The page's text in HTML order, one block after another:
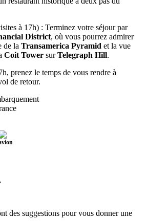
à 17h) : Terminez votre séjour par
District, où vous pourrez admirer
de la Transamerica Pyramid et la vue
Coit Tower surTelegraph Hill.
prenez le temps de vous rendre à
de retour.
des suggestions pour vous donner une